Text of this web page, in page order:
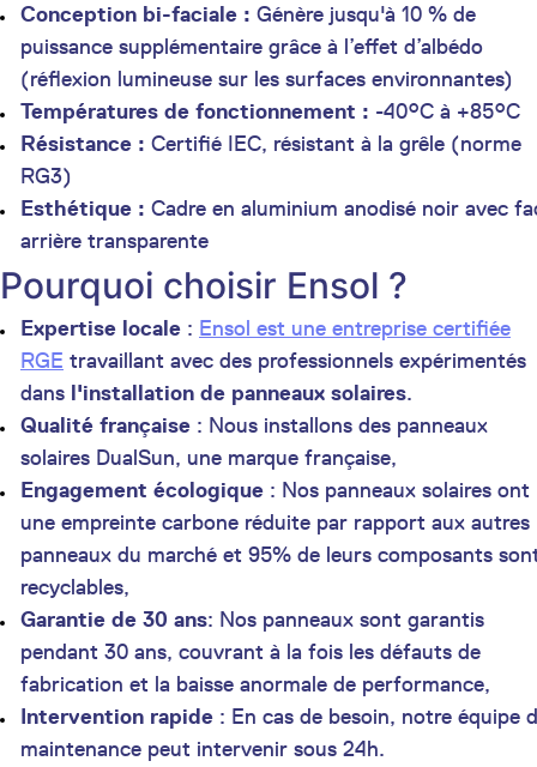
Conception bi-faciale : Génère jusqu'à 10 % de
puissance supplémentaire grâce à l’effet d’albédo
(réflexion lumineuse sur les surfaces environnantes)
Températures de fonctionnement : -40°C à +85°C
Résistance : Certifié IEC, résistant à la grêle (norme
RG3)
Esthétique : Cadre en aluminium anodisé noir avec
arrière transparente
Pourquoi choisir Ensol ?
Expertise locale : Ensol est une entreprise certifiée
RGE travaillant avec des professionnels expérimentés
dans l'installation de panneaux solaires.
Qualité française : Nous installons des panneaux
solaires DualSun, une marque française,
Engagement écologique : Nos panneaux solaires ont
une empreinte carbone réduite par rapport aux autres
panneaux du marché et 95% de leurs composants
recyclables,
Garantie de 30 ans: Nos panneaux sont garantis
pendant 30 ans, couvrant à la fois les défauts de
fabrication et la baisse anormale de performance,
Intervention rapide : En cas de besoin, notre équipe
maintenance peut intervenir sous 24h.